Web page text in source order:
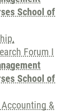
School of
Forum I
School of
&